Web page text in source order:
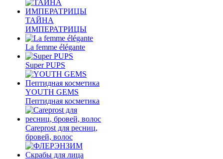
ТАЙНА
ИМПЕРАТРИЦЫ
La femme élégante
Super PUPS
YOUTH GEMS
Пептидная косметика
Careprost для ресниц,
бровей, волос